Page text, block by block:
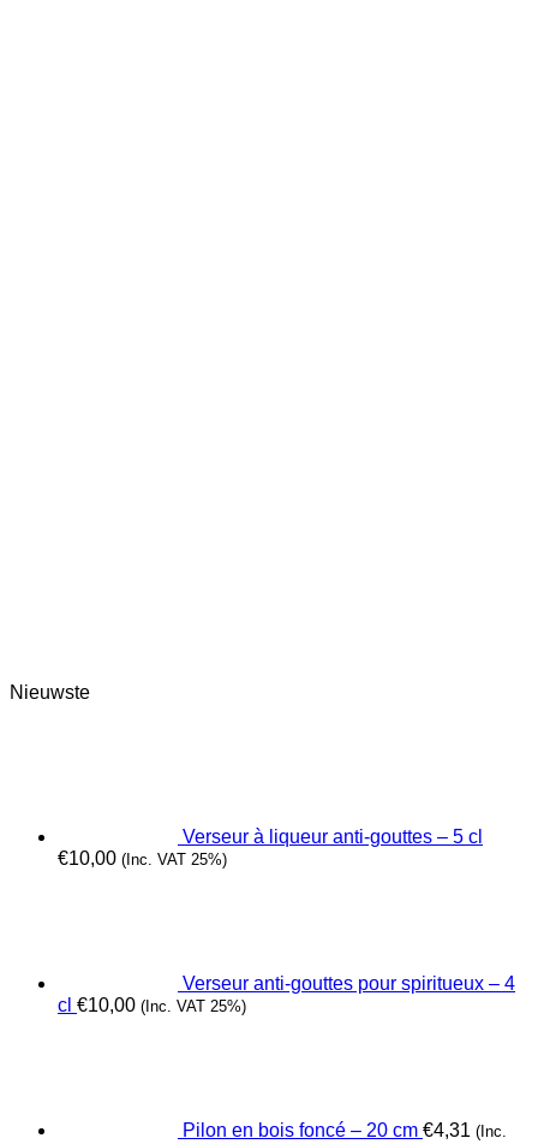
Nieuwste
Verseur à liqueur anti-gouttes – 5 cl
€10,00 (Inc. VAT 25%)
Verseur anti-gouttes pour spiritueux – 4
cl €10,00 (Inc. VAT 25%)
Pilon en bois foncé – 20 cm €4,31 (Inc.